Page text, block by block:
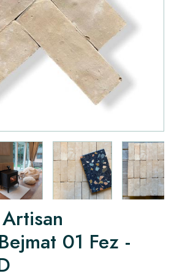
01 Fez -